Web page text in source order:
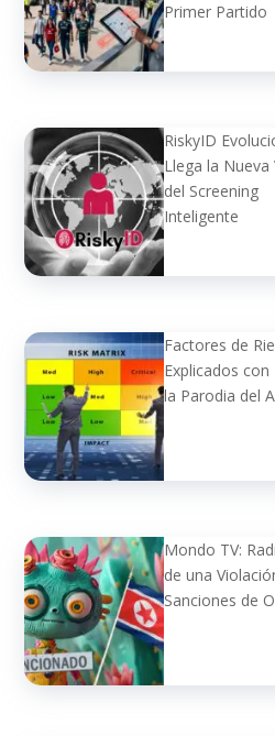
Primer Partido
RiskyID
Llega la Nueva
del Screening
Inteligente
Factores de
Explicados con
la Parodia del
Mondo TV:
de una
Sanciones de